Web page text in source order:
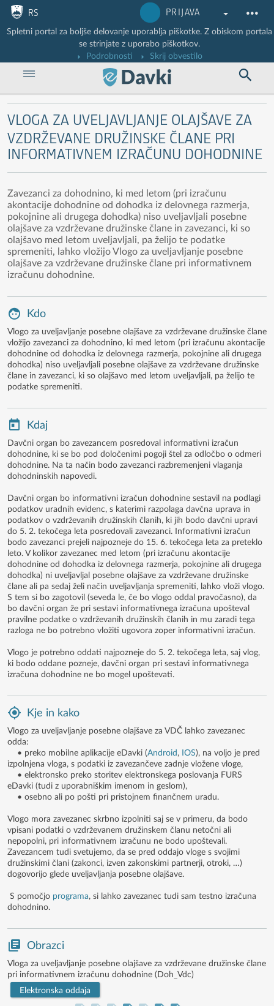
Nadaljuj na vsebino
Nadaljuj na vsebino zaprtega portala
RS PRIJAVA
Spletni portal za boljše delovanje uporablja piškotke. Z obiskom portala
se strinjate z uporabo piškotkov.
Podrobnosti
Skrij obvestilo
VLOGA ZA UVELJAVLJANJE OLAJŠAVE ZA
VZDRŽEVANE DRUŽINSKE ČLANE PRI
INFORMATIVNEM IZRAČUNU DOHODNINE
Zavezanci za dohodnino, ki med letom (pri izračunu
akontacije dohodnine od dohodka iz delovnega razmerja,
pokojnine ali drugega dohodka) niso uveljavljali posebne
olajšave za vzdrževane družinske člane in zavezanci, ki so
olajšavo med letom uveljavljali, pa želijo te podatke
spremeniti, lahko vložijo Vlogo za uveljavljanje posebne
olajšave za vzdrževane družinske člane pri informativnem
izračunu dohodnine.
Kdo
Vlogo za uveljavljanje posebne olajšave za vzdrževane družinske člane
vložijo zavezanci za dohodnino, ki med letom (pri izračunu akontacije
dohodnine od dohodka iz delovnega razmerja, pokojnine ali drugega
dohodka) niso uveljavljali posebne olajšave za vzdrževane družinske
člane in zavezanci, ki so olajšavo med letom uveljavljali, pa želijo te
podatke spremeniti.
Kdaj
Davčni organ bo zavezancem posredoval informativni izračun
dohodnine, ki se bo pod določenimi pogoji štel za odločbo o odmeri
dohodnine. Na ta način bodo zavezanci razbremenjeni vlaganja
dohodninskih napovedi.
Davčni organ bo informativni izračun dohodnine sestavil na podlagi
podatkov uradnih evidenc, s katerimi razpolaga davčna uprava in
podatkov o vzdrževanih družinskih članih, ki jih bodo davčni upravi
do 5. 2. tekočega leta posredovali zavezanci. Informativni izračun
bodo zavezanci prejeli najpozneje do 15. 6. tekočega leta za preteklo
leto. V kolikor zavezanec med letom (pri izračunu akontacije
dohodnine od dohodka iz delovnega razmerja, pokojnine ali drugega
dohodka) ni uveljavljal posebne olajšave za vzdrževane družinske
člane ali pa sedaj želi način uveljavljanja spremeniti, lahko vloži vlogo.
S tem si bo zagotovil (seveda le, če bo vlogo oddal pravočasno), da
bo davčni organ že pri sestavi informativnega izračuna upošteval
pravilne podatke o vzdrževanih družinskih članih in mu zaradi tega
razloga ne bo potrebno vložiti ugovora zoper informativni izračun.
Vlogo je potrebno oddati najpozneje do 5. 2. tekočega leta, saj vlog,
ki bodo oddane pozneje, davčni organ pri sestavi informativnega
izračuna dohodnine ne bo mogel upoštevati.
Kje in kako
Vlogo za uveljavljanje posebne olajšave za VDČ lahko zavezanec
odda:
• preko mobilne aplikacije eDavki (Android , IOS), na voljo je pred
izpolnjena vloga, s podatki iz zavezančeve zadnje vložene vloge,
• elektronsko preko storitev elektronskega poslovanja FURS
eDavki (tudi z uporabniškim imenom in geslom),
• osebno ali po pošti pri pristojnem finančnem uradu.
Vlogo mora zavezanec skrbno izpolniti saj se v primeru, da bodo
vpisani podatki o vzdrževanem družinskem članu netočni ali
nepopolni, pri informativnem izračunu ne bodo upoštevali.
Zavezancem tudi svetujemo, da se pred oddajo vloge s svojimi
družinskimi člani (zakonci, izven zakonskimi partnerji, otroki, …)
dogovorijo glede uveljavljanja posebne olajšave.
S pomočjo programa, si lahko zavezanec tudi sam testno izračuna
dohodnino.
Obrazci
Vloga za uveljavljanje posebne olajšave za vzdrževane družinske člane
pri informativnem izračunu dohodnine (Doh_Vdc)
Elektronska oddaja